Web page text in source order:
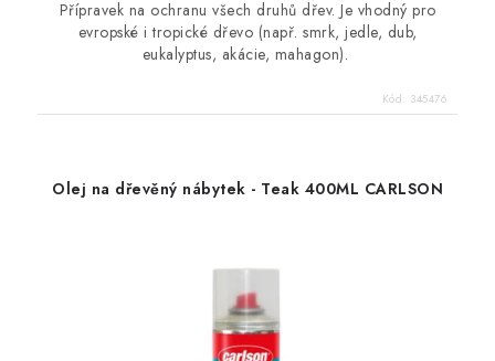
Přípravek na ochranu všech druhů dřev. Je vhodný pro
evropské i tropické dřevo (např. smrk, jedle, dub,
eukalyptus, akácie, mahagon).
Kód: 345476
Olej na dřevěný nábytek - Teak 400ML CARLSON